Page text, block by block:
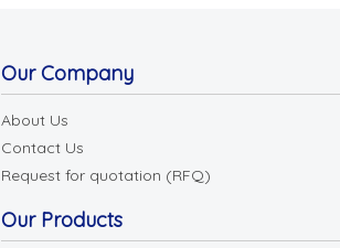
Our Company
About Us
Contact Us
Request for quotation (RFQ)
Our Products